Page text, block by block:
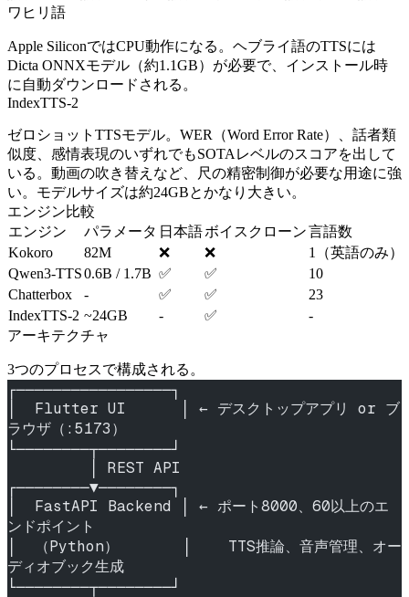
ワヒリ語
Apple SiliconではCPU動作になる。ヘブライ語のTTSには
Dicta ONNXモデル（約1.1GB）が必要で、インストール時
に自動ダウンロードされる。
IndexTTS-2
ゼロショットTTSモデル。WER（Word Error Rate）、話者類
似度、感情表現のいずれでもSOTAレベルのスコアを出して
いる。動画の吹き替えなど、尺の精密制御が必要な用途に強
い。モデルサイズは約24GBとかなり大きい。
エンジン比較
エンジン
パラメータ 日本語ボイスクローン言語数
Kokoro
82M ❌ ❌ 1（英語のみ）
Qwen3-TTS0.6B / 1.7B ✅ ✅ 10
Chatterbox
- ✅ ✅ 23
IndexTTS-2 ~24GB - ✅ -
アーキテクチャ
3つのプロセスで構成される。
┌─────────────────┐
│  Flutter UI      │ ← デスクトップアプリ or ブ
ラウザ（:5173）
└────────┬────────┘
         │ REST API
┌────────▼────────┐
│  FastAPI Backend │ ← ポート8000、60以上のエ
ンドポイント
│  （Python）       │    TTS推論、音声管理、オー
ディオブック生成
└────────┬────────┘